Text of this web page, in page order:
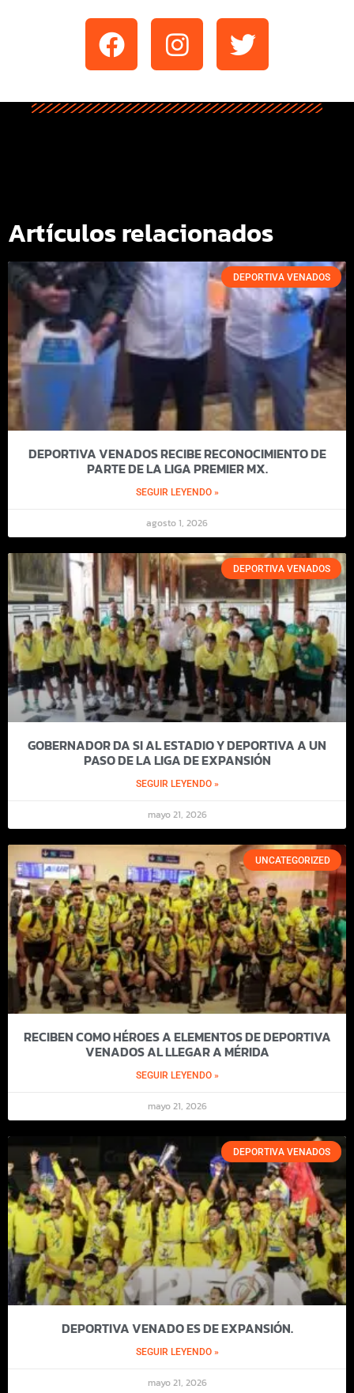
Artículos relacionados
DEPORTIVA VENADOS
DEPORTIVA VENADOS RECIBE RECONOCIMIENTO DE
PARTE DE LA LIGA PREMIER MX.
SEGUIR LEYENDO »
agosto 1, 2026
DEPORTIVA VENADOS
GOBERNADOR DA SI AL ESTADIO Y DEPORTIVA A UN
PASO DE LA LIGA DE EXPANSIÓN
SEGUIR LEYENDO »
mayo 21, 2026
UNCATEGORIZED
RECIBEN COMO HÉROES A ELEMENTOS DE DEPORTIVA
VENADOS AL LLEGAR A MÉRIDA
SEGUIR LEYENDO »
mayo 21, 2026
DEPORTIVA VENADOS
DEPORTIVA VENADO ES DE EXPANSIÓN.
SEGUIR LEYENDO »
mayo 21, 2026